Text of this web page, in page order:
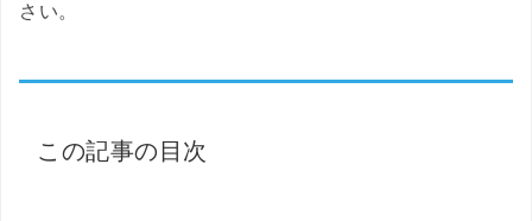
さい。
この記事の目次